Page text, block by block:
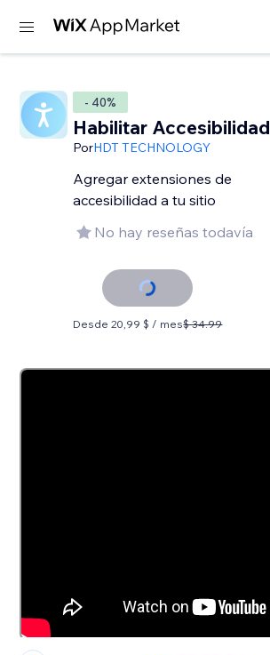
- 40%
Habilitar Accesibilidad
PorHDT TECHNOLOGY
Agregar extensiones de
accesibilidad a tu sitio
No hay reseñas todavía
Desde 20,99 $ / mes$ 34.99